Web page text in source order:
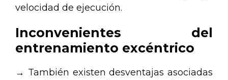
velocidad de ejecución.
Inconvenientes del
entrenamiento excéntrico
→ También existen desventajas asociadas